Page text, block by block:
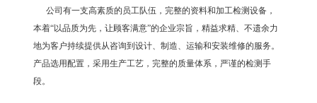
公司有一支高素质的员工队伍，完整的资料和加工检测设备，
本着“以品质为先，让顾客满意”的企业宗旨，精益求精、不遗余力
地为客户持续提供从咨询到设计、制造、运输和安装维修的服务。
产品选用配置，采用生产工艺，完整的质量体系，严谨的检测手
段。